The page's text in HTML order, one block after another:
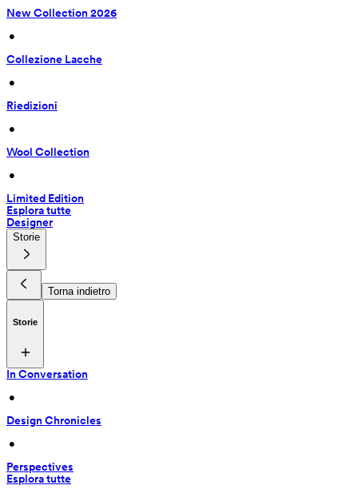
New Collection 2026
•
Collezione Lacche
•
Riedizioni
•
Wool Collection
•
Limited Edition
Esplora tutte
Designer
Storie
Torna indietro
Storie
In Conversation
•
Design Chronicles
•
Perspectives
Esplora tutte